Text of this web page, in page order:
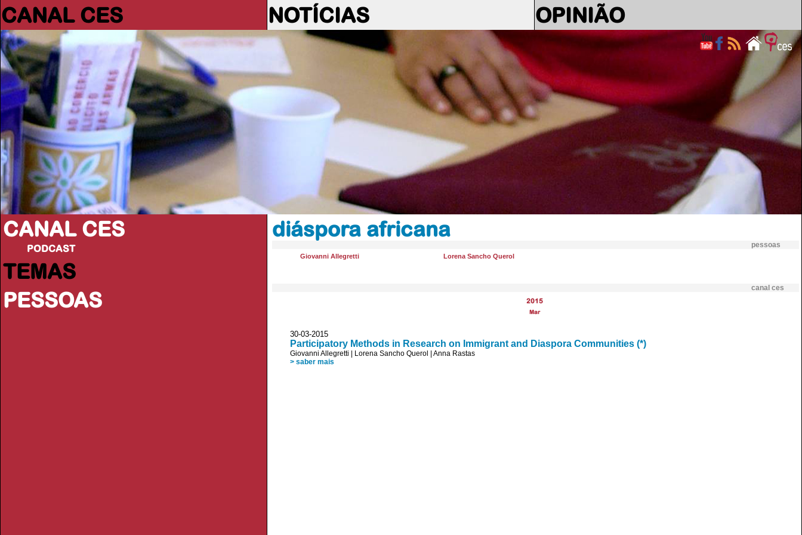
CANAL CES NOTÍCIAS OPINIÃO
CANAL CES
PODCAST
TEMAS
PESSOAS
diáspora africana
pessoas
Giovanni Allegretti Lorena Sancho Querol
canal ces
2015
Mar
30-03-2015
Participatory Methods in Research on Immigrant and Diaspora Communities (*)
Giovanni Allegretti Lorena Sancho Querol
Anna Rastas
> saber mais